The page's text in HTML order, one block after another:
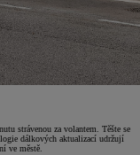
strávenou za volantem. Těšte se
dálkových aktualizací udržují
ve městě.